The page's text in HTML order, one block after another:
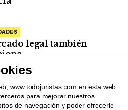
legal también
www.todojuristas.com en esta web
para mejorar nuestros
de navegación y poder ofrecerle